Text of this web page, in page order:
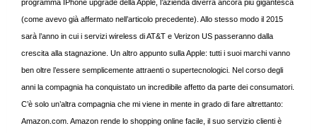
programma IPhone upgrade della Apple, l’azienda diverrà ancora più gigantesca
(come avevo già affermato nell’articolo precedente). Allo stesso modo il 2015
sarà l’anno in cui i servizi wireless di AT&T e Verizon US passeranno dalla
crescita alla stagnazione. Un altro appunto sulla Apple: tutti i suoi marchi vanno
ben oltre l’essere semplicemente attraenti o supertecnologici. Nel corso degli
anni la compagnia ha conquistato un incredibile affetto da parte dei consumatori.
C’è solo un’altra compagnia che mi viene in mente in grado di fare altrettanto:
Amazon.com. Amazon rende lo shopping online facile, il suo servizio clienti è